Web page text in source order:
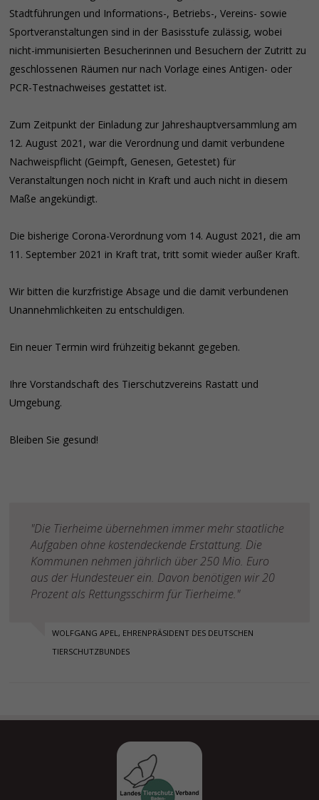
Stadtführungen und Informations-, Betriebs-, Vereins- sowie
Sportveranstaltungen sind in der Basisstufe zulässig, wobei
nicht-immunisierten Besucherinnen und Besuchern der Zutritt zu
geschlossenen Räumen nur nach Vorlage eines Antigen- oder
PCR-Testnachweises gestattet ist.
Zum Zeitpunkt der Einladung zur Jahreshauptversammlung am
12. August 2021, war die Verordnung und damit verbundene
Nachweispflicht (Geimpft, Genesen, Getestet) für
Veranstaltungen noch nicht in Kraft und auch nicht in diesem
Maße angekündigt.
Die bisherige Corona-Verordnung vom 14. August 2021, die am
11. September 2021 in Kraft trat, tritt somit wieder außer Kraft.
Wir bitten die kurzfristige Absage und die damit verbundenen
Unannehmlichkeiten zu entschuldigen.
Ein neuer Termin wird frühzeitig bekannt gegeben.
Ihre Vorstandschaft des Tierschutzvereins Rastatt und
Umgebung.
Bleiben Sie gesund!
"Die Tierheime übernehmen immer mehr staatliche
Aufgaben ohne kostendeckende Erstattung. Die
Kommunen nehmen jährlich über 250 Mio. Euro
aus der Hundesteuer ein. Davon benötigen wir 20
Prozent als Rettungsschirm für Tierheime."
WOLFGANG APEL, EHRENPRÄSIDENT DES DEUTSCHEN
TIERSCHUTZBUNDES